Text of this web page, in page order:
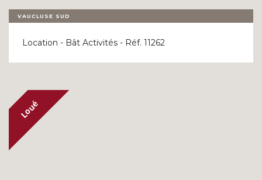
VAUCLUSE SUD
Location - Bât Activités - Réf. 11262